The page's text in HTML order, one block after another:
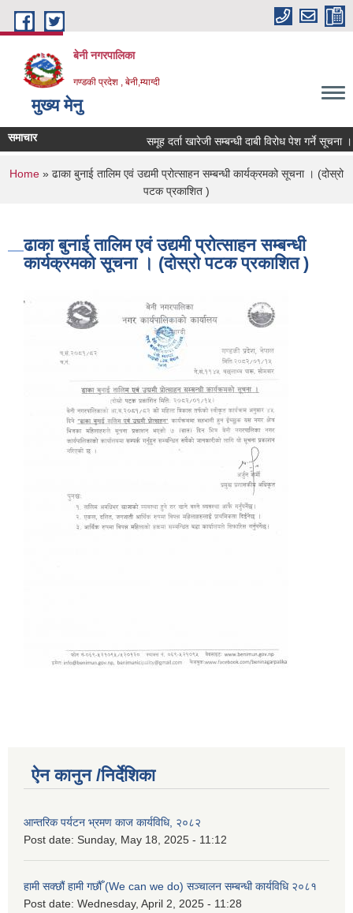
Skip to main content
बेनी नगरपालिका
गण्डकी प्रदेश , बेनी,म्याग्दी
मुख्य मेनु
समाचार समूह दर्ता खारेजी सम्बन्धी दाबी विरोध पेश गर्ने सूचना ।
You are here
Home » ढाका बुनाई तालिम एवं उद्यमी प्रोत्साहन सम्बन्धी कार्यक्रमको सूचना । (दोस्रो
पटक प्रकाशित )
ढाका बुनाई तालिम एवं उद्यमी प्रोत्साहन सम्बन्धी
कार्यक्रमको सूचना । (दोस्रो पटक प्रकाशित )
ऐन कानुन /निर्देशिका
आन्तरिक पर्यटन भ्रमण काज कार्यविधि, २०८२
Post date: Sunday, May 18, 2025 - 11:12
हामी सक्छौं हामी गछौँ (We can we do) सञ्चालन सम्बन्धी कार्यविधि २०८१
Post date: Wednesday, April 2, 2025 - 11:28